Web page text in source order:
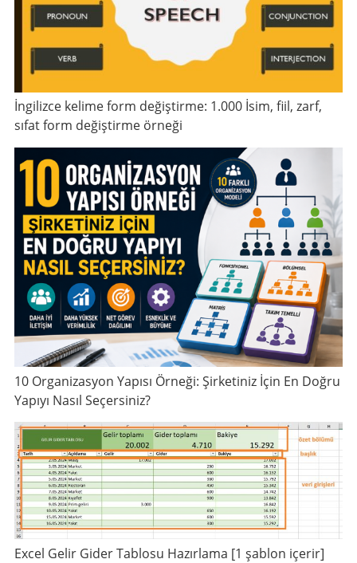
İngilizce kelime form değiştirme: 1.000 İsim, fiil, zarf,
sıfat form değiştirme örneği
10 Organizasyon Yapısı Örneği: Şirketiniz İçin En Doğru
Yapıyı Nasıl Seçersiniz?
Excel Gelir Gider Tablosu Hazırlama [1 şablon içerir]